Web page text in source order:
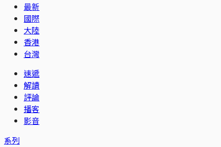
最新
國際
大陸
香港
台灣
速遞
解讀
評論
播客
影音
系列